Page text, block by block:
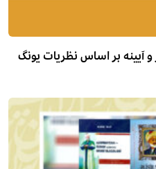
آیینه بر اساس نظریات یونگ